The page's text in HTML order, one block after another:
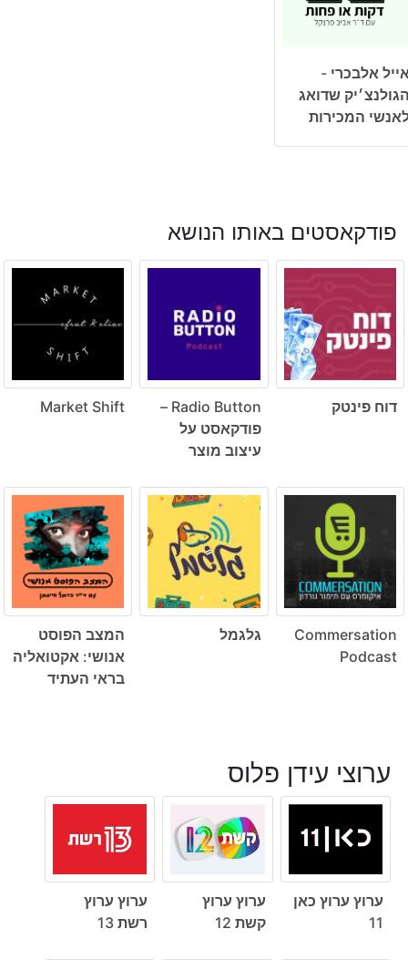
אלבכרי -
שדואג
המכירות
פודקאסטים באותו הנושא
דוח פינטק
Radio Button –
פודקאסט על
עיצוב מוצר
Market Shift
Commersation
Podcast
גלגמל
המצב הפוסט
אנושי: אקטואליה
בראי העתיד
ערוצי עידן פלוס
ערוץ ערוץ כאן
11
ערוץ ערוץ
קשת 12
ערוץ ערוץ
רשת 13